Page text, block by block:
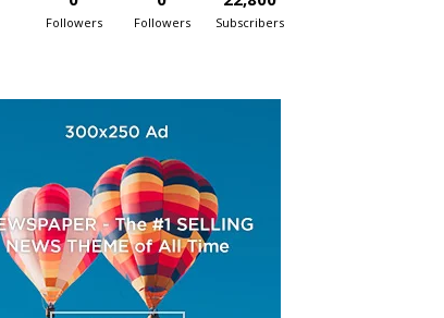
Followers Followers Subscribers